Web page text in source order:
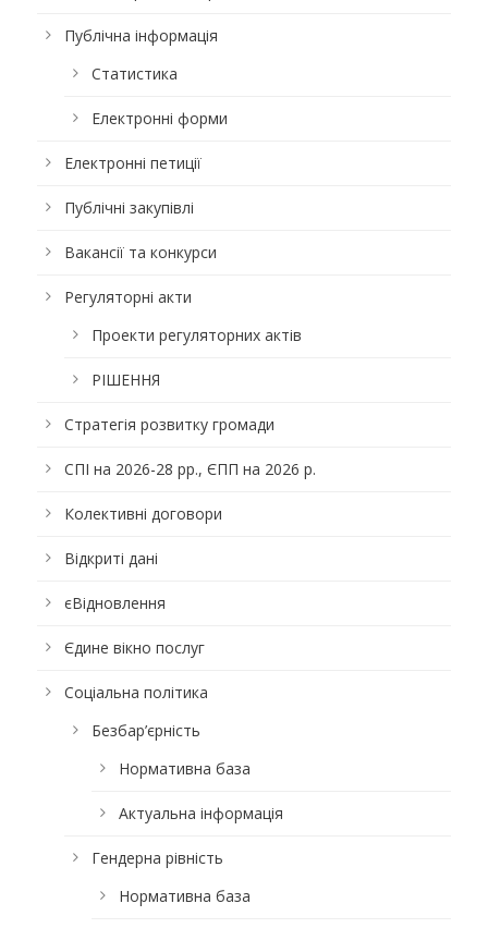
Публічна інформація
Статистика
Електронні форми
Електронні петиції
Публічні закупівлі
Вакансії та конкурси
Регуляторні акти
Проекти регуляторних актів
РІШЕННЯ
Стратегія розвитку громади
СПІ на 2026-28 рр., ЄПП на 2026 р.
Колективні договори
Відкриті дані
єВідновлення
Єдине вікно послуг
Соціальна політика
Безбар’єрність
Нормативна база
Актуальна інформація
Гендерна рівність
Нормативна база